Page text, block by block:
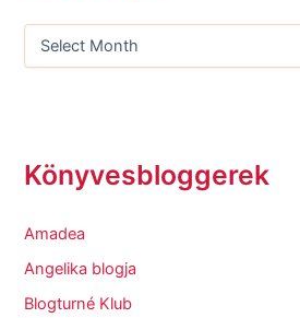
Könyvesbloggerek
Amadea
Angelika blogja
Blogturné Klub